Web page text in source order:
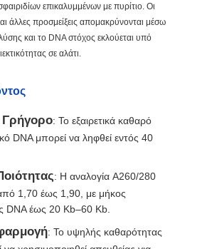
επικαλυμμένων με πυρίτιο. Οι
άλλες προσμείξεις απομακρύνονται μέσω
και το DNA στόχος εκλούεται υπό
σε αλάτι.
Γρήγορο: Το εξαιρετικά καθαρό
DNA μπορεί να ληφθεί εντός 40
: Η αναλογία A260/280
από 1,70 έως 1,90, με μήκος
DNA έως 20 Kb–60 Kb.
: Το υψηλής καθαρότητας